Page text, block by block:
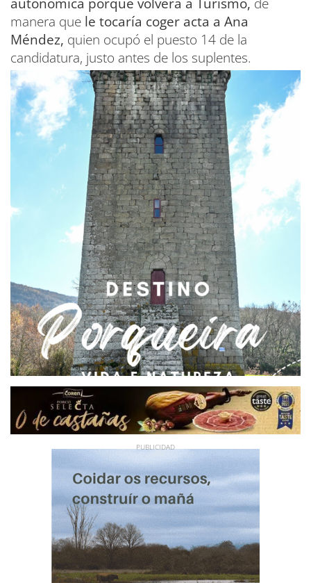
manera que le tocaría coger acta a Ana
Méndez, quien ocupó el puesto 14 de la
candidatura, justo antes de los suplentes.